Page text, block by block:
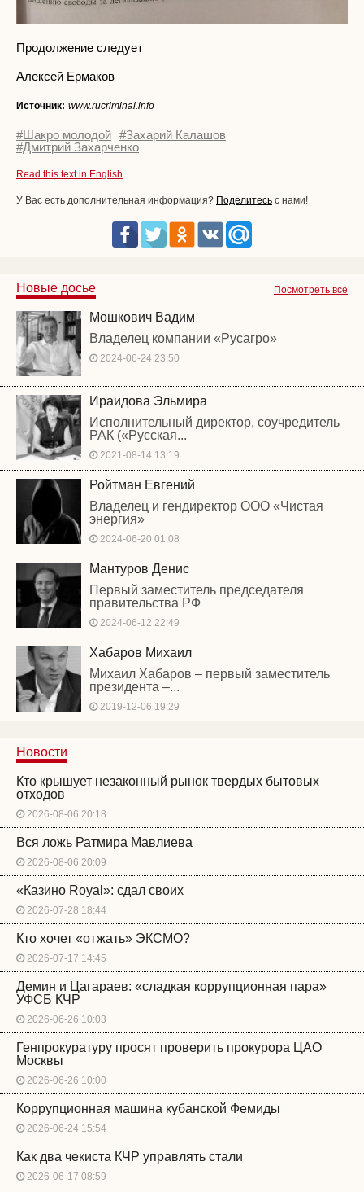
Продолжение следует
Алексей Ермаков
Источник: www.rucriminal.info
#Шакро молодой #Захарий Калашов
#Дмитрий Захарченко
Read this text in English
У Вас есть дополнительная информация? Поделитесь с нами!
Посмотреть все
Новые досье
Мошкович Вадим
Владелец компании «Русагро»
2024-06-24 23:50
Ираидова Эльмира
Исполнительный директор, соучредитель
РАК («Русская...
2021-08-14 13:19
Ройтман Евгений
Владелец и гендиректор ООО «Чистая
энергия»
2024-06-20 01:08
Мантуров Денис
Первый заместитель председателя
правительства РФ
2024-06-12 22:49
Хабаров Михаил
Михаил Хабаров – первый заместитель
президента –...
2019-12-06 19:29
Новости
Кто крышует незаконный рынок твердых бытовых
отходов
2026-08-06 20:18
Вся ложь Ратмира Мавлиева
2026-08-06 20:09
«Казино Royal»: сдал своих
2026-07-28 18:44
Кто хочет «отжать» ЭКСМО?
2026-07-17 14:45
Демин и Цагараев: «сладкая коррупционная пара»
УФСБ КЧР
2026-06-26 10:03
Генпрокуратуру просят проверить прокурора ЦАО
Москвы
2026-06-26 10:00
Коррупционная машина кубанской Фемиды
2026-06-24 15:54
Как два чекиста КЧР управлять стали
2026-06-17 08:59